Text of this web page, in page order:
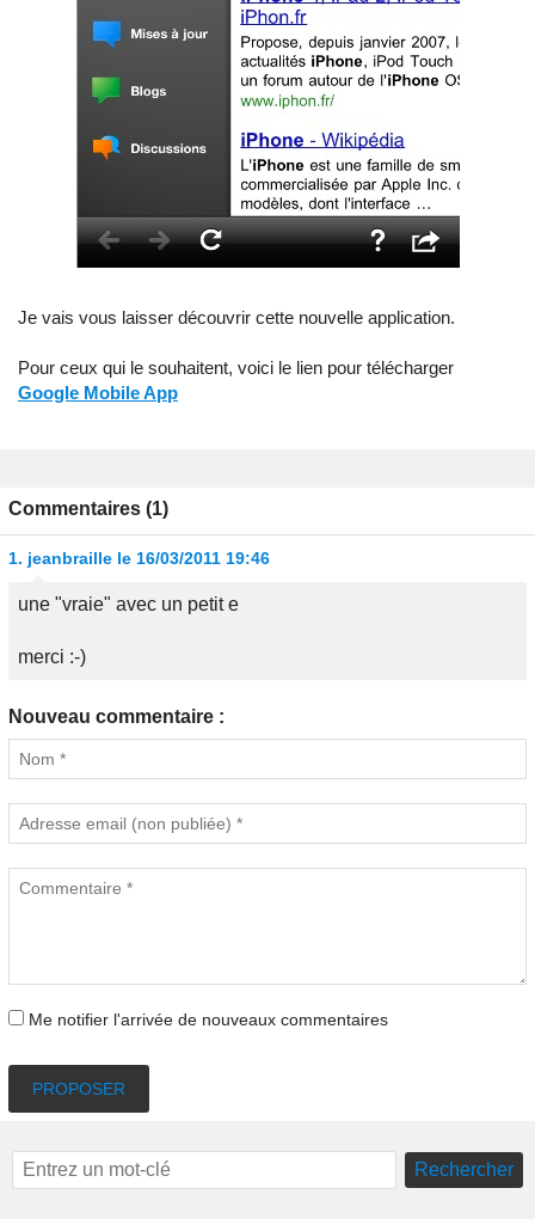
Je vais vous laisser découvrir cette nouvelle application.
Pour ceux qui le souhaitent, voici le lien pour télécharger
Google Mobile App
Commentaires (1)
1. jeanbraille le 16/03/2011 19:46
une "vraie" avec un petit e
merci :-)
Nouveau commentaire :
Me notifier l'arrivée de nouveaux commentaires
PROPOSER
Rechercher